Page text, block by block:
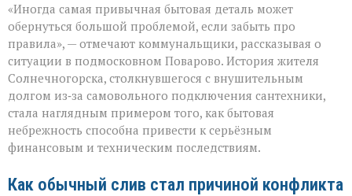
как
повод
долга:
коммунальная
история
с
серьёзным
финалом»
«Иногда самая привычная бытовая деталь может
обернуться большой проблемой, если забыть про
правила», — отмечают коммунальщики, рассказывая о
ситуации в подмосковном Поварово. История жителя
Солнечногорска, столкнувшегося с внушительным
долгом из‑за самовольного подключения сантехники,
стала наглядным примером того, как бытовая
небрежность способна привести к серьёзным
финансовым и техническим последствиям.
Как обычный слив стал причиной конфликта